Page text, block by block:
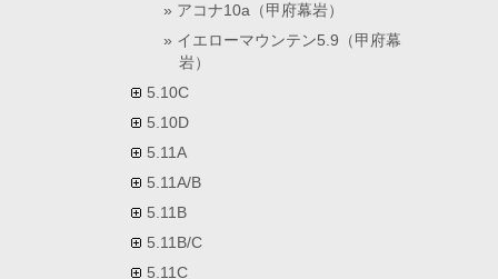
アコナ10a（甲府幕岩）
イエローマウンテン5.9（甲府幕
岩）
5.10C
5.10D
5.11A
5.11A/B
5.11B
5.11B/C
5.11C